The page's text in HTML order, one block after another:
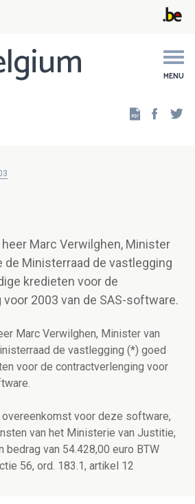
MENU
Marc Verwilghen, Minister
de Ministerraad de vastlegging
kredieten voor de
2003 van de SAS-software.
Marc Verwilghen, Minister van
de vastlegging (*) goed
voor de contractverlenging voor
overeenkomst voor deze software,
van het Ministerie van Justitie,
van 54.428,00 euro BTW
56, ord. 183.1, artikel 12